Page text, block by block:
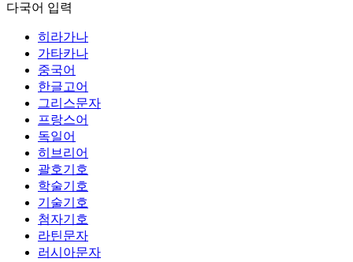
다국어 입력
히라가나
가타카나
중국어
한글고어
그리스문자
프랑스어
독일어
히브리어
괄호기호
학술기호
기술기호
첨자기호
라틴문자
러시아문자